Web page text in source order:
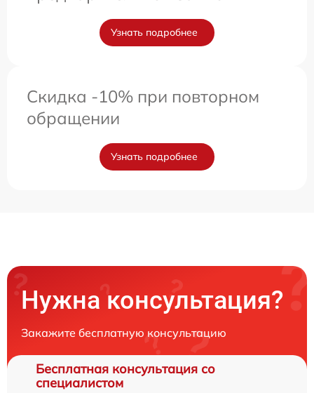
Узнать подробнее
Скидка -10% при повторном
обращении
Узнать подробнее
Нужна консультация?
Закажите бесплатную консультацию
Бесплатная консультация со
специалистом